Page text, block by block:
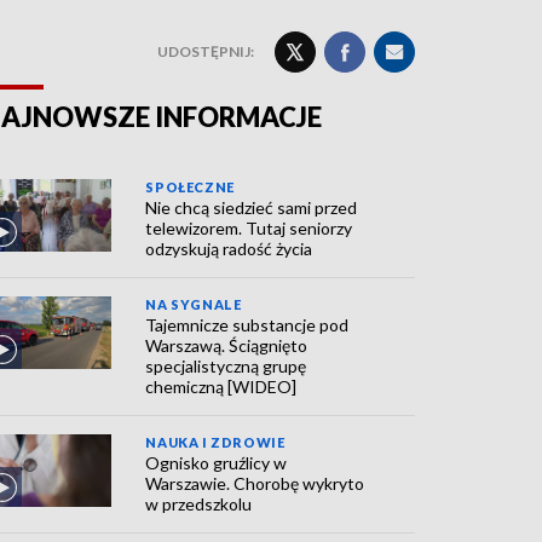
UDOSTĘPNIJ:
INFORMACJE
SPOŁECZNE
Nie chcą siedzieć sami przed
telewizorem. Tutaj seniorzy
odzyskują radość życia
NA SYGNALE
Tajemnicze substancje pod
Warszawą. Ściągnięto
specjalistyczną grupę
chemiczną [WIDEO]
NAUKA I ZDROWIE
Ognisko gruźlicy w
Warszawie. Chorobę wykryto
w przedszkolu